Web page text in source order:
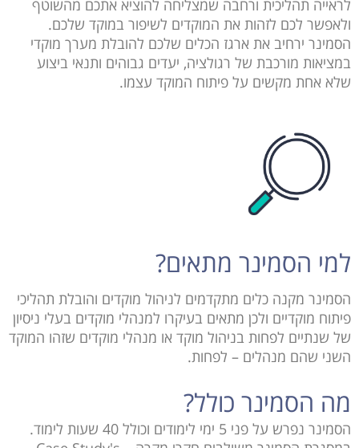
לראייה תהליכית ורחבה שמצליחה להוציא אתכם מהשוטף
ולאפשר לכם לזהות את המוקדים לשיפור במוקד שלכם.
הסמינר ירחיב את ארגז הכלים שלכם להובלת מערך מוקדי
במציאות מורכבת של רגולציה, יעדים גבוהים ותנאי ביצוע
שלא אחת מקשים על פיתוח המוקד עצמו.
למי הסמינר מתאים?
הסמינר מקנה כלים מתקדמים לניהול מוקדים והובלת תהליכי
פיתוח מוקדיים ולכן מתאים בעיקרו למנהלי מוקדים בעלי ניסיון
של שנתיים לפחות בניהול מוקד או מנהלי מוקדים שזהו המוקד
השני שהם מנהלים – לפחות.
מה הסמינר כולל?
הסמינר נפרש על פני 5 ימי לימודים וכולל 40 שעות לימוד.